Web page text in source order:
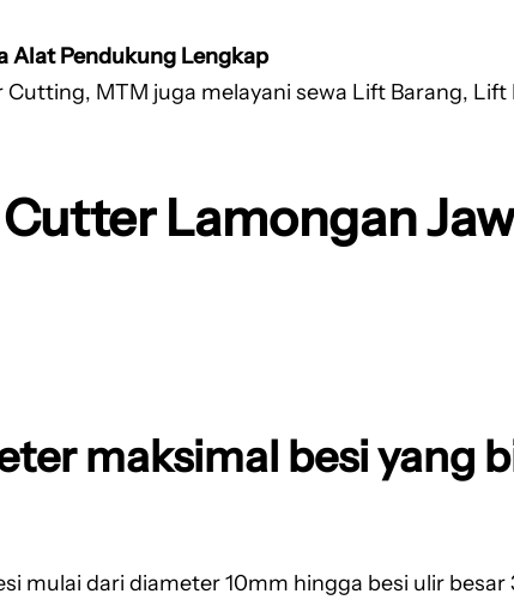
Alat Pendukung Lengkap
MTM juga melayani sewa Lift Barang,
Cutter Lamongan
maksimal besi yang
mulai dari diameter 10mm hingga besi ulir